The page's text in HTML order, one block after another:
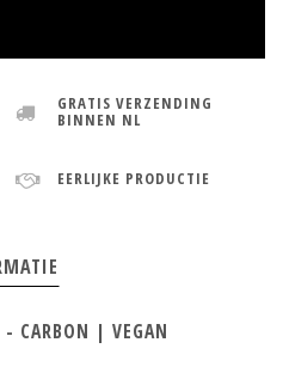
GRATIS VERZENDING
BINNEN NL
EERLIJKE PRODUCTIE
- CARBON | VEGAN